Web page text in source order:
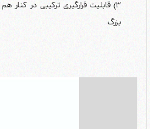
3) قابلیت قرارگیری ترکیبی در
بزرگ